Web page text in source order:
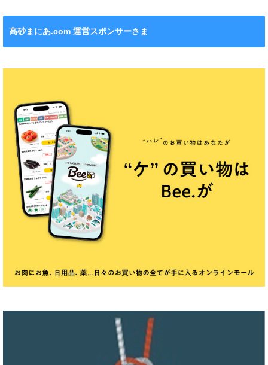
高砂まにあ.com 運営スポンサーさま